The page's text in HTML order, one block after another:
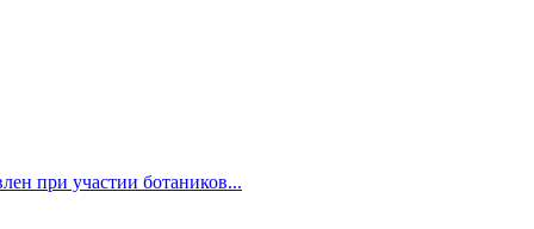
при участии ботаников...